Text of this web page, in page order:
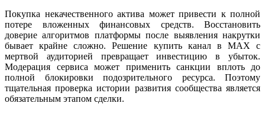
Покупка некачественного актива может привести к полной
потере вложенных финансовых средств. Восстановить
доверие алгоритмов платформы после выявления накрутки
бывает крайне сложно. Решение купить канал в MAX с
мертвой аудиторией превращает инвестицию в убыток.
Модерация сервиса может применить санкции вплоть до
полной блокировки подозрительного ресурса. Поэтому
тщательная проверка истории развития сообщества является
обязательным этапом сделки.